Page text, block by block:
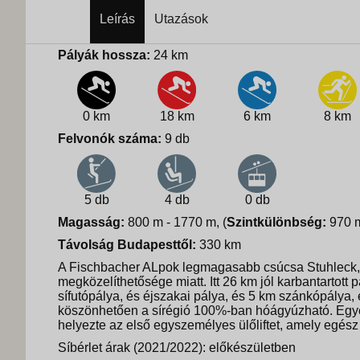
Leírás Utazások
Pályák hossza: 24 km
0 km 18 km 6 km
8 km
Felvonók száma: 9 db
5 db 4 db
0 db
Magasság: 800 m - 1770 m, (Szintkülönbség: 970
Távolság Budapesttől: 330 km
A Fischbacher ALpok legmagasabb csúcsa
megközelíthetősége miatt. Itt 26 km jól karbantartott
sífutópálya, és éjszakai pálya, és 5 km
köszönhetően a sírégió 100%-ban hóágyúzható.
helyezte az első egyszemélyes ülőliftet, amely
Síbérlet árak (2021/2022): előkészületben